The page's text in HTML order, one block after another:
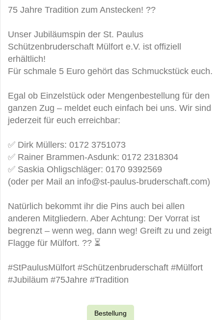
75 Jahre Tradition zum Anstecken! ??
Unser Jubiläumspin der St. Paulus
Schützenbruderschaft Mülfort e.V. ist offiziell
erhältlich!
Für schmale 5 Euro gehört das Schmuckstück euch.
Egal ob Einzelstück oder Mengenbestellung für den
ganzen Zug – meldet euch einfach bei uns. Wir sind
jederzeit für euch erreichbar:
✅ Dirk Müllers: 0172 3751073
✅ Rainer Brammen-Asdunk: 0172 2318304
✅ Saskia Ohligschläger: 0170 9392569
(oder per Mail an info@st-paulus-bruderschaft.com)
Natürlich bekommt ihr die Pins auch bei allen
anderen Mitgliedern. Aber Achtung: Der Vorrat ist
begrenzt – wenn weg, dann weg! Greift zu und zeigt
Flagge für Mülfort. ?? ⏳
#StPaulusMülfort #Schützenbruderschaft #Mülfort
#Jubiläum #75Jahre #Tradition
Bestellung